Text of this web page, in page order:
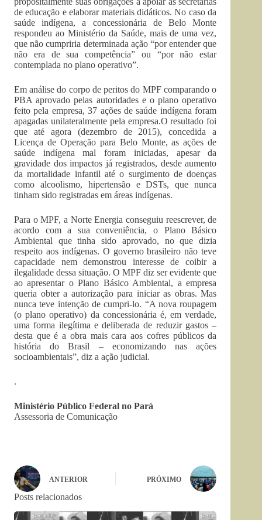
de educação e elaborar materiais didáticos. No caso da
saúde indígena, a concessionária de Belo Monte
respondeu ao Ministério da Saúde, mais de uma vez,
que não cumpriria determinada ação “por entender que
não era de sua competência” ou “por não estar
contemplada no plano operativo”.
Em análise do corpo de peritos do MPF comparando o
PBA aprovado pelas autoridades e o plano operativo
feito pela empresa, 37 ações de saúde indígena foram
apagadas unilateralmente pela empresa.O resultado foi
que até agora (dezembro de 2015), concedida a
Licença de Operação para Belo Monte, as ações de
saúde indígena mal foram iniciadas, apesar da
gravidade dos impactos já registrados, desde aumento
da mortalidade infantil até o surgimento de doenças
como alcoolismo, hipertensão e DSTs, que nunca
tinham sido registradas em áreas indígenas.
Para o MPF, a Norte Energia conseguiu reescrever, de
acordo com a sua conveniência, o Plano Básico
Ambiental que tinha sido aprovado, no que dizia
respeito aos indígenas. O governo brasileiro não teve
capacidade nem demonstrou interesse de coibir a
ilegalidade dessa situação. O MPF diz ser evidente que
ao apresentar o Plano Básico Ambiental, a empresa
queria obter a autorização para iniciar as obras. Mas
nunca teve intenção de cumpri-lo. “A nova roupagem
(o plano operativo) da concessionária é, em verdade,
uma forma ilegítima e deliberada de reduzir gastos –
desta que é a obra mais cara aos cofres públicos da
história do Brasil – economizando nas ações
socioambientais”, diz a ação judicial.
.
Ministério Público Federal no Pará
Assessoria de Comunicação
ANTERIOR PRÓXIMO
Posts relacionados